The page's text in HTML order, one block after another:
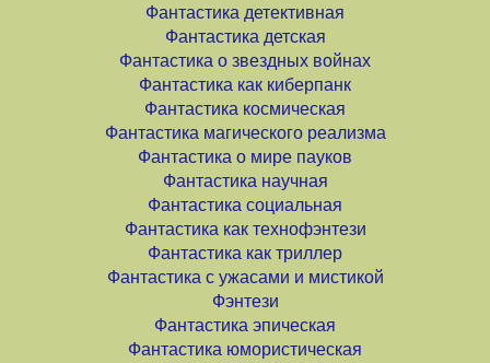
Фантастика детективная
Фантастика детская
Фантастика о звездных войнах
Фантастика как киберпанк
Фантастика космическая
Фантастика магического реализма
Фантастика о мире пауков
Фантастика научная
Фантастика социальная
Фантастика как технофэнтези
Фантастика как триллер
Фантастика с ужасами и мистикой
Фэнтези
Фантастика эпическая
Фантастика юмористическая